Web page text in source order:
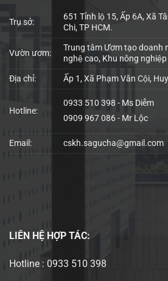
Trụ sở:
651 Tỉnh lộ 15, Ấp 6A, Xã
Chi, TP HCM.
Vườn ươm:
Trung tâm Ươm tạo doanh
nghệ cao, Khu nông
Địa chỉ: Ấp 1, Xã Phạm Văn Cội,
Hotline:
0933 510 398 - Ms Diễm
0909 967 086 - Mr Lộc
Email: cskh.sagucha@gmail.com
LIÊN HỆ HỢP TÁC:
Hotline : 0933 510 398